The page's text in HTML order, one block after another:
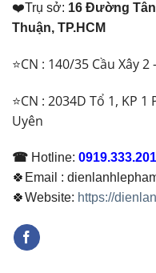
❤️Trụ sở: 16 Đường
Thuận, TP.HCM
⭐CN : 140/35 Cầu Xây 2
⭐CN : 2034D Tổ 1, KP
Uyên
☎ Hotline: 0919.333.201
🍀Email :
🍀Website: https://